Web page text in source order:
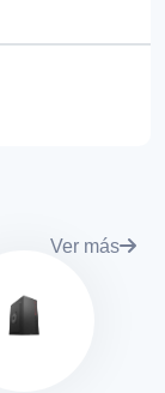
Ver más